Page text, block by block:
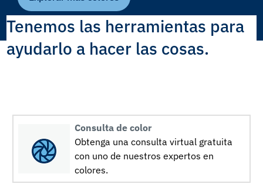
Tenemos las herramientas para
ayudarlo a hacer las cosas.
Consulta de color
Obtenga una consulta virtual gratuita
con uno de nuestros expertos en
colores.